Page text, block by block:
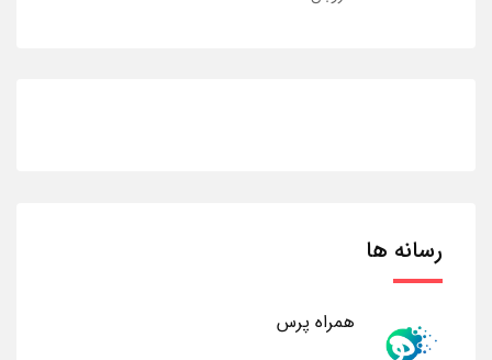
رسانه ها
همراه پرس